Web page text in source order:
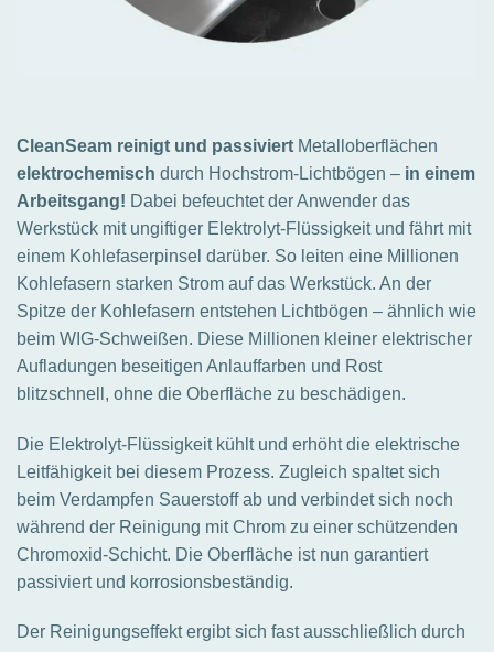
CleanSeam reinigt und passiviert Metalloberflächen
elektrochemisch durch Hochstrom-Lichtbögen – in einem
Arbeitsgang! Dabei befeuchtet der Anwender das
Werkstück mit ungiftiger Elektrolyt-Flüssigkeit und fährt mit
einem Kohlefaserpinsel darüber. So leiten eine Millionen
Kohlefasern starken Strom auf das Werkstück. An der
Spitze der Kohlefasern entstehen Lichtbögen – ähnlich wie
beim WIG-Schweißen. Diese Millionen kleiner elektrischer
Aufladungen beseitigen Anlauffarben und Rost
blitzschnell, ohne die Oberfläche zu beschädigen.
Die Elektrolyt-Flüssigkeit kühlt und erhöht die elektrische
Leitfähigkeit bei diesem Prozess. Zugleich spaltet sich
beim Verdampfen Sauerstoff ab und verbindet sich noch
während der Reinigung mit Chrom zu einer schützenden
Chromoxid-Schicht. Die Oberfläche ist nun garantiert
passiviert und korrosionsbeständig.
Der Reinigungseffekt ergibt sich fast ausschließlich durch